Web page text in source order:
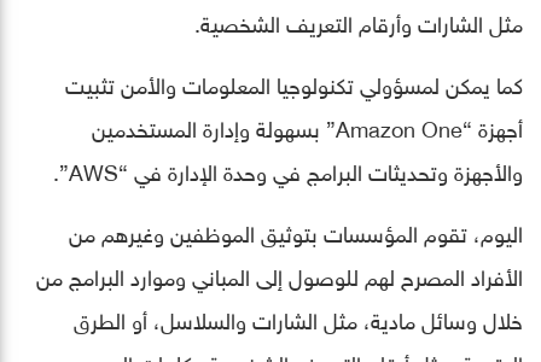
مثل الشارات وأرقام التعريف الشخصية.
كما يمكن لمسؤولي تكنولوجيا المعلومات والأمن تثبيت
أجهزة “Amazon One” بسهولة وإدارة المستخدمين
والأجهزة وتحديثات البرامج في وحدة الإدارة في “AWS”.
اليوم، تقوم المؤسسات بتوثيق الموظفين وغيرهم من
الأفراد المصرح لهم للوصول إلى المباني وموارد البرامج من
خلال وسائل مادية، مثل الشارات والسلاسل، أو الطرق